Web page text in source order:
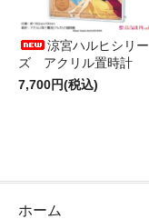
涼宮ハルヒシリー
ズ アクリル置時計
7,700円(税込)
ホーム